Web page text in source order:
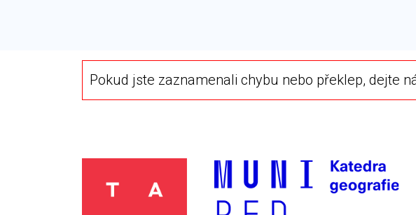
Pokud jste zaznamenali chybu nebo překlep, dejte